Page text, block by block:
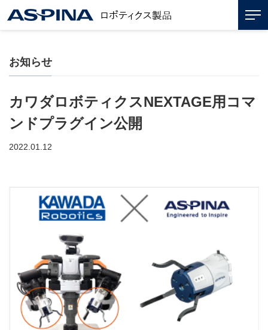
お知らせ
カワダロボティクスNEXTAGE用コマ
ンドプラグイン公開
2022.01.12